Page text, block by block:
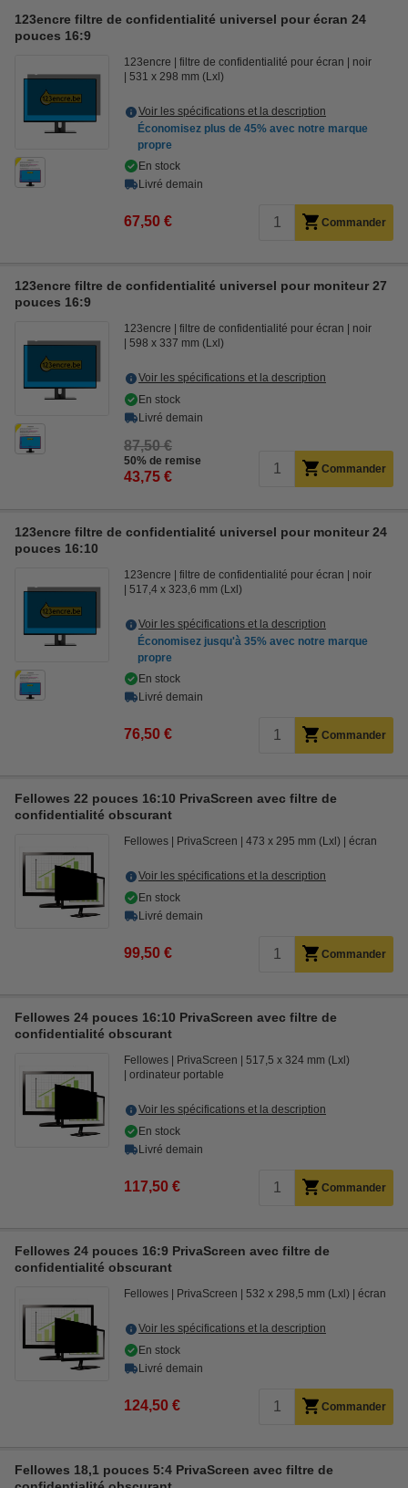
123encre filtre de confidentialité universel pour écran 24
pouces 16:9
123encre filtre de confidentialité pour écran
noir
531 x 298 mm (Lxl)
Voir les spécifications et la description
Économisez plus de 45% avec notre marque
propre
En stock
Livré demain
67,50 € Commander
123encre filtre de confidentialité universel pour moniteur 27
pouces 16:9
123encre filtre de confidentialité pour écran
noir
598 x 337 mm (Lxl)
Voir les spécifications et la description
En stock
Livré demain
87,50 €
50% de remise
43,75 € Commander
123encre filtre de confidentialité universel pour moniteur 24
pouces 16:10
123encre filtre de confidentialité pour écran
noir
517,4 x 323,6 mm (Lxl)
Voir les spécifications et la description
Économisez jusqu'à 35% avec notre marque
propre
En stock
Livré demain
76,50 € Commander
Fellowes 22 pouces 16:10 PrivaScreen avec filtre de
confidentialité obscurant
Fellowes PrivaScreen 473 x 295 mm (Lxl) écran
Voir les spécifications et la description
En stock
Livré demain
99,50 € Commander
Fellowes 24 pouces 16:10 PrivaScreen avec filtre de
confidentialité obscurant
Fellowes PrivaScreen
517,5 x 324 mm (Lxl)
ordinateur portable
Voir les spécifications et la description
En stock
Livré demain
117,50 € Commander
Fellowes 24 pouces 16:9 PrivaScreen avec filtre de
confidentialité obscurant
Fellowes PrivaScreen 532 x 298,5 mm (Lxl) écran
Voir les spécifications et la description
En stock
Livré demain
124,50 € Commander
Fellowes 18,1 pouces 5:4 PrivaScreen avec filtre de